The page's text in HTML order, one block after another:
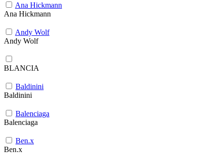
Ana Hickmann
Ana Hickmann
Andy Wolf
Andy Wolf
BLANCIA
Baldinini
Baldinini
Balenciaga
Balenciaga
Ben.x
Ben.x